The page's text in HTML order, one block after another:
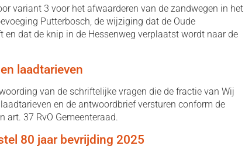
variant 3 voor het afwaarderen van de zandwegen in het
Putterbosch, de wijziging dat de Oude
en dat de knip in de Hessenweg verplaatst wordt naar de
laadtarieven
van de schriftelijke vragen die de fractie van Wij
en de antwoordbrief versturen conform de
art. 37 RvO Gemeenteraad.
80 jaar bevrijding 2025